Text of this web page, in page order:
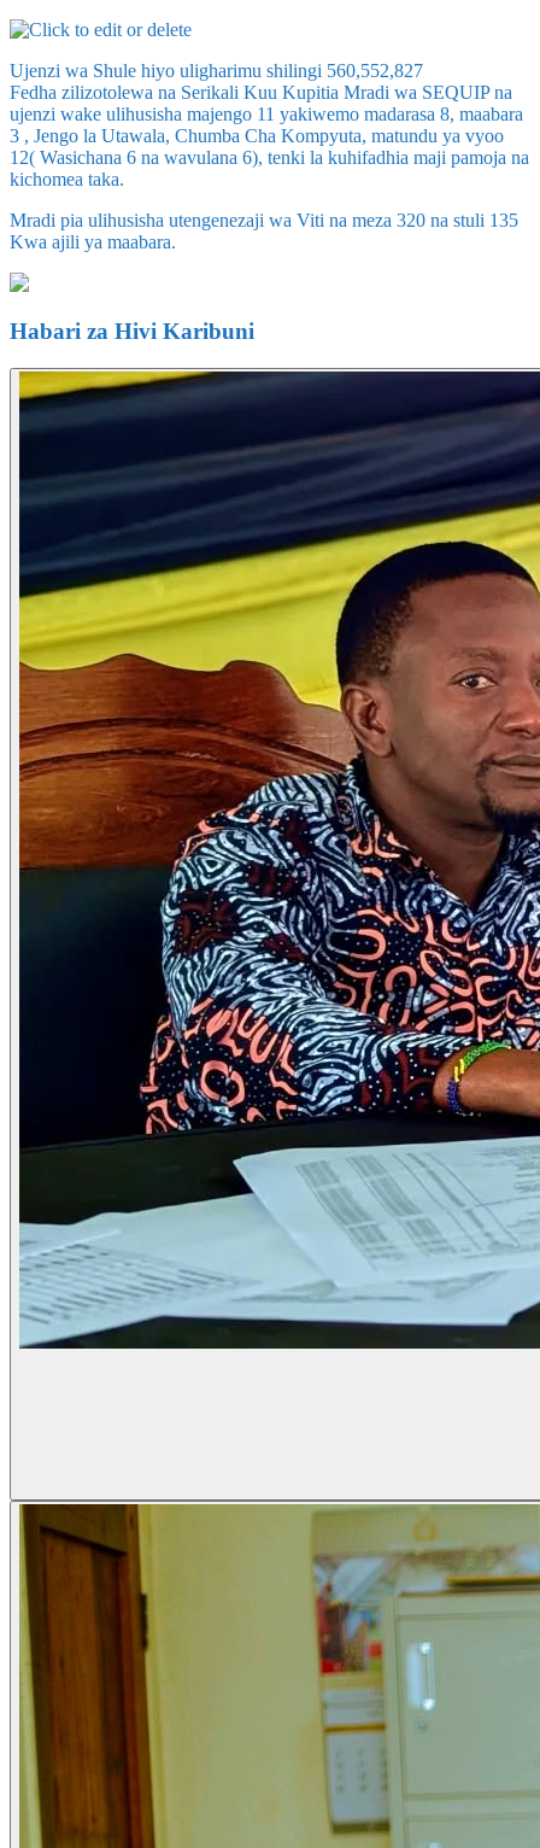
Ujenzi wa Shule hiyo uligharimu shilingi 560,552,827
Fedha zilizotolewa na Serikali Kuu Kupitia Mradi wa SEQUIP na
ujenzi wake ulihusisha majengo 11 yakiwemo madarasa 8, maabara
3 , Jengo la Utawala, Chumba Cha Kompyuta, matundu ya vyoo
12( Wasichana 6 na wavulana 6), tenki la kuhifadhia maji pamoja na
kichomea taka.
Mradi pia ulihusisha utengenezaji wa Viti na meza 320 na stuli 135
Kwa ajili ya maabara.
Habari za Hivi Karibuni